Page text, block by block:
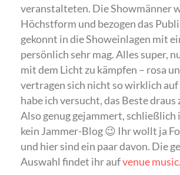
veranstalteten. Die Showmänner
Höchstform und bezogen das
gekonnt in die Showeinlagen mit
persönlich sehr mag. Alles super,
mit dem Licht zu kämpfen – rosa
vertragen sich nicht so wirklich auf
habe ich versucht, das Beste draus
Also genug gejammert, schließlich
kein Jammer-Blog 😉 Ihr wollt ja
und hier sind ein paar davon. Die
Auswahl findet ihr aufvenue music.